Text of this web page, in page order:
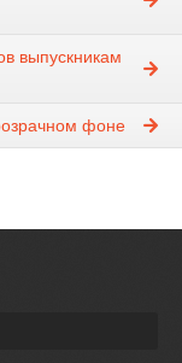
выпускникам
фоне